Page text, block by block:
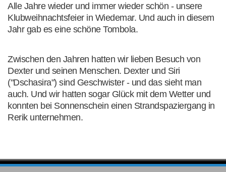
Alle Jahre wieder und immer wieder schön - unsere
Klubweihnachtsfeier in Wiedemar. Und auch in diesem
Jahr gab es eine schöne Tombola.
Zwischen den Jahren hatten wir lieben Besuch von
Dexter und seinen Menschen. Dexter und Siri
("Dschasira") sind Geschwister - und das sieht man
auch. Und wir hatten sogar Glück mit dem Wetter und
konnten bei Sonnenschein einen Strandspaziergang in
Rerik unternehmen.